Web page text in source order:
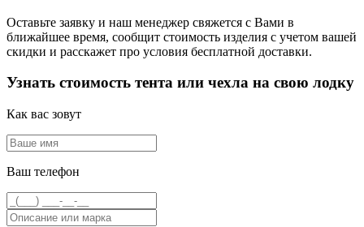
Оставьте заявку и наш менеджер свяжется с Вами в
ближайшее время, сообщит стоимость изделия с учетом вашей
скидки и расскажет про условия бесплатной доставки.
Узнать стоимость тента или чехла на свою лодку
Как вас зовут
Ваш телефон